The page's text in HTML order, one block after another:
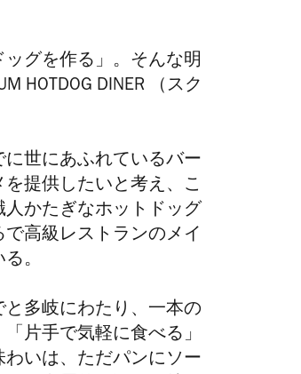
ッグを作る」。そんな明
HOTDOG DINER （スク
世にあふれているバー
提供したいと考え、こ
かたぎなホットドッグ
高級レストランのメイ
。
多岐にわたり、一本の
片手で気軽に食べる」
いは、ただパンにソー